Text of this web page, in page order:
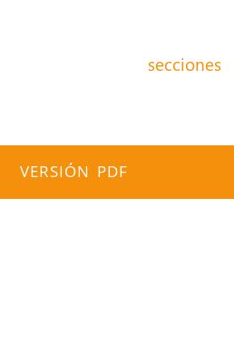
secciones
VERSIÓN PDF